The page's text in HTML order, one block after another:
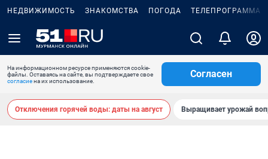
НЕДВИЖИМОСТЬ ЗНАКОМСТВА ПОГОДА ТЕЛЕПРОГРАММА
На информационном ресурсе применяются cookie-
файлы. Оставаясь на сайте, вы подтверждаете свое
согласиена их использование.
Согласен
Отключения горячей воды: даты на август Выращивает урожай